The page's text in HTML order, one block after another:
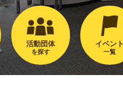
活動団体
を探す
イベント
一覧